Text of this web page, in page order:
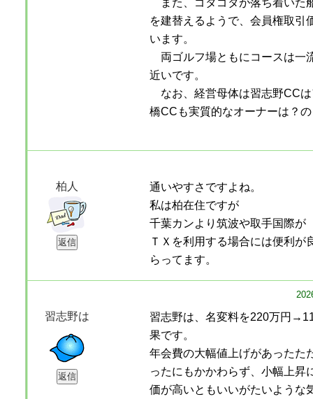
また、ゴタゴタが落ち着いた
を建替えるようで、会員権取引
います。
両ゴルフ場ともにコースは一
近いです。
なお、経営母体は習志野CC
橋CCも実質的なオーナーは？
柏人
通いやすさですよね。
私は柏在住ですが
千葉カンより筑波や取手国際が
ＴＸを利用する場合には便利が
らってます。
習志野は
習志野は、名変料を220万円
果です。
年会費の大幅値上げがあったた
ったにもかかわらず、小幅上昇
価が高いともいいがたいような